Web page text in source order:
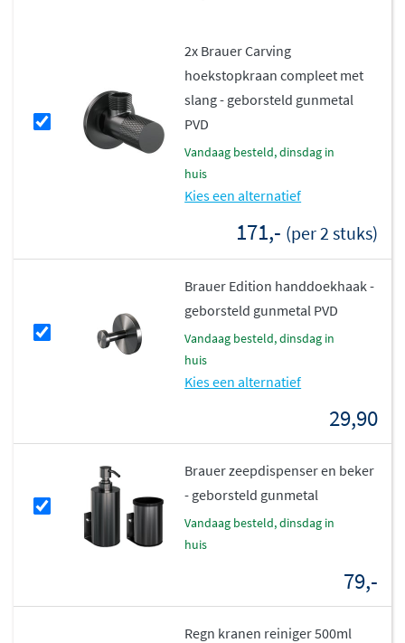
makkelijk schoon te maken is. Alle uitvoeringen zijn
ontworpen om jarenlang mooi te blijven, zelfs in een
vochtige badkameromgeving.
2x Brauer Carving
hoekstopkraan compleet met
slang - geborsteld gunmetal
PVD
vandaag besteld, dinsdag in
huis
Kies een alternatief
171,- (per 2 stuks)
Brauer Edition handdoekhaak -
geborsteld gunmetal PVD
vandaag besteld, dinsdag in
huis
Kies een alternatief
29,90
Brauer zeepdispenser en beker
- geborsteld gunmetal
vandaag besteld, dinsdag in
huis
79,-
Regn kranen reiniger 500ml